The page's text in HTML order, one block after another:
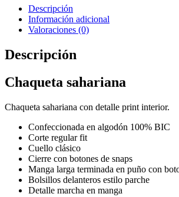
Descripción
Información adicional
Valoraciones (0)
Descripción
Chaqueta sahariana
Chaqueta sahariana con detalle print interior.
Confeccionada en algodón 100% BIC
Corte regular fit
Cuello clásico
Cierre con botones de snaps
Manga larga terminada en puño con
Bolsillos delanteros estilo parche
Detalle marcha en manga